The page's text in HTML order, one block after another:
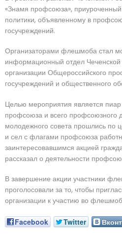
«Знамя профсоюза»,
политики, объявленному в
госучреждений.
Организаторами флешмоба стал
информационный отдел Чеченской
организации Общероссийского
госучреждений и общественного
Целью мероприятия является
профсоюза и всего профсоюзного
молодежного совета прошлись по
и сел с флагами профсоюза
заинтересовавшимся акцией
рассказал о деятельности
В завершение акции участники
проголосовали за то, чтобы
организации к участию во
Facebook Twitter